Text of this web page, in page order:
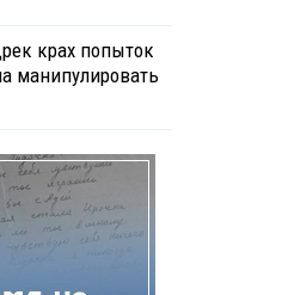
крах попыток
манипулировать